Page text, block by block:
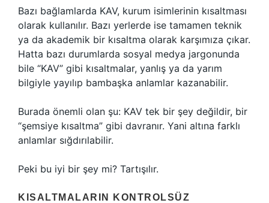
Bazı bağlamlarda KAV, kurum isimlerinin kısaltması
olarak kullanılır. Bazı yerlerde ise tamamen teknik
ya da akademik bir kısaltma olarak karşımıza çıkar.
Hatta bazı durumlarda sosyal medya jargonunda
bile “KAV” gibi kısaltmalar, yanlış ya da yarım
bilgiyle yayılıp bambaşka anlamlar kazanabilir.
Burada önemli olan şu: KAV tek bir şey değildir, bir
“şemsiye kısaltma” gibi davranır. Yani altına farklı
anlamlar sığdırılabilir.
Peki bu iyi bir şey mi? Tartışılır.
KISALTMALARIN KONTROLSÜZ